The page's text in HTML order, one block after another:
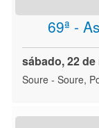
69ª -
sábado, 22
Soure - Soure,